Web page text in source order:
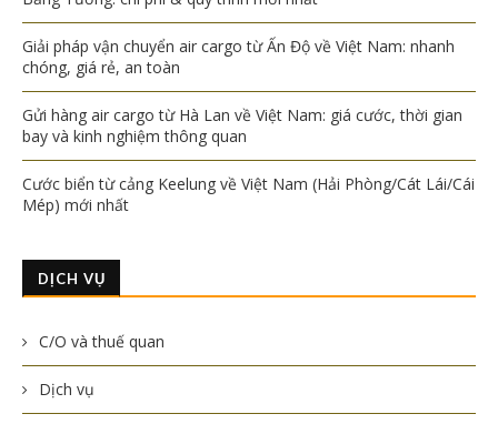
Giải pháp vận chuyển air cargo từ Ấn Độ về Việt Nam: nhanh
chóng, giá rẻ, an toàn
Gửi hàng air cargo từ Hà Lan về Việt Nam: giá cước, thời gian
bay và kinh nghiệm thông quan
Cước biển từ cảng Keelung về Việt Nam (Hải Phòng/Cát Lái/Cái
Mép) mới nhất
DỊCH VỤ
C/O và thuế quan
Dịch vụ